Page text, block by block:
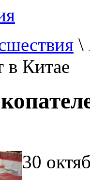
\
в Китае
30